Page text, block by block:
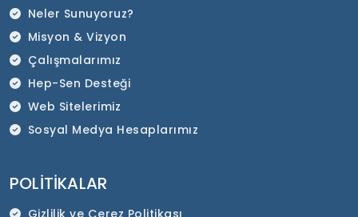
Neler Sunuyoruz?
Misyon & Vizyon
Çalışmalarımız
Hep-Sen Desteği
Web Sitelerimiz
Sosyal Medya Hesaplarımız
POLITIKALAR